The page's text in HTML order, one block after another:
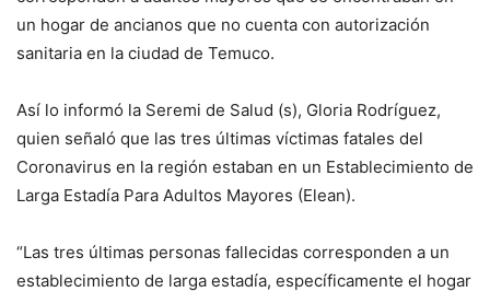
un hogar de ancianos que no cuenta con autorización
sanitaria en la ciudad de Temuco.
Así lo informó la Seremi de Salud (s), Gloria Rodríguez,
quien señaló que las tres últimas víctimas fatales del
Coronavirus en la región estaban en un Establecimiento de
Larga Estadía Para Adultos Mayores (Elean).
“Las tres últimas personas fallecidas corresponden a un
establecimiento de larga estadía, específicamente el hogar